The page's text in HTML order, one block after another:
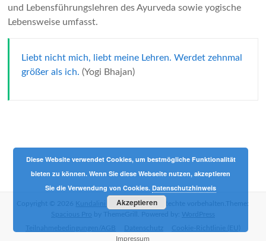
und Lebensführungslehren des Ayurveda sowie yogische
Lebensweise umfasst.
Liebt nicht mich, liebt meine Lehren. Werdet zehnmal
größer als ich. (Yogi Bhajan)
Kundalini Yoga mit PhilAlle Rechte vorbehalten.Theme:
Impressum
Diese Website verwendet Cookies, um bestmögliche Funktionalität
bieten zu können. Wenn Sie diese Webseite nutzen, akzeptieren
Sie die Verwendung von Cookies.Datenschutzhinweis
Akzeptieren